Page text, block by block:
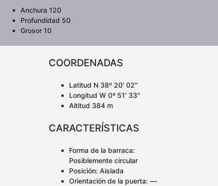
Anchura 120
Profundidad 50
Grosor 10
COORDENADAS
Latitud N 38º 20′ 02″
Longitud W 0º 51′ 33″
Altitud 384 m
CARACTERÍSTICAS
Forma de la barraca:
Posiblemente circular
Posición: Aislada
Orientación de la puerta: —